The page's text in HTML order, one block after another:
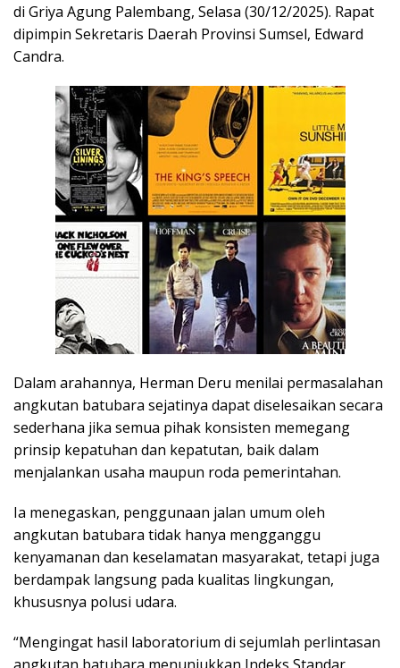
di Griya Agung Palembang, Selasa (30/12/2025). Rapat
dipimpin Sekretaris Daerah Provinsi Sumsel, Edward
Candra.
Dalam arahannya, Herman Deru menilai permasalahan
angkutan batubara sejatinya dapat diselesaikan secara
sederhana jika semua pihak konsisten memegang
prinsip kepatuhan dan kepatutan, baik dalam
menjalankan usaha maupun roda pemerintahan.
Ia menegaskan, penggunaan jalan umum oleh
angkutan batubara tidak hanya mengganggu
kenyamanan dan keselamatan masyarakat, tetapi juga
berdampak langsung pada kualitas lingkungan,
khususnya polusi udara.
“Mengingat hasil laboratorium di sejumlah perlintasan
angkutan batubara menunjukkan Indeks Standar